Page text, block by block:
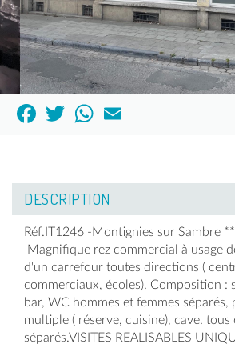
FacebookTwitterWhatsApp
DESCRIPTION
Réf.IT1246 -Montignies sur Sambre
Magnifique rez commercial à usage
d'un carrefour toutes directions (
commerciaux, écoles). Composition :
bar, WC hommes et femmes séparés,
multiple ( réserve, cuisine), cave. tous
séparés.VISITES REALISABLES